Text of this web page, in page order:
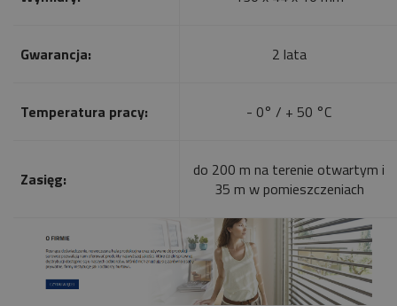
Gwarancja: 2 lata
Temperatura pracy: - 0° / + 50 °C
Zasięg:
do 200 m na terenie otwartym i
35 m w pomieszczeniach